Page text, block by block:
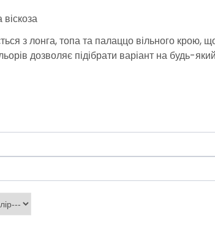
з лонга, топа та палаццо вільного крою,
дозволяє підібрати варіант на